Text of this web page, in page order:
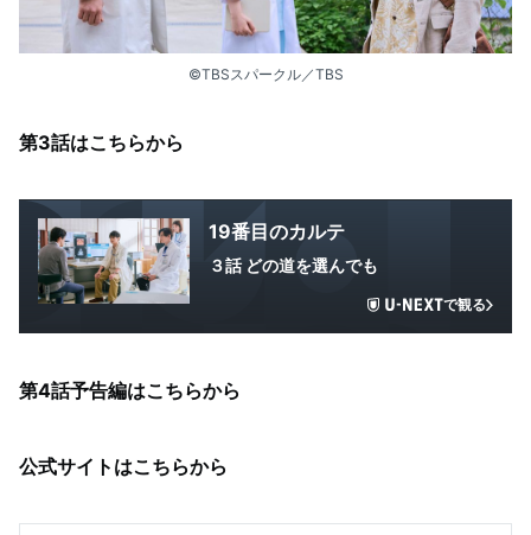
©︎TBSスパークル／TBS
第3話はこちらから
19番目のカルテ
３話 どの道を選んでも
で観る
第4話予告編はこちらから
公式サイトはこちらから